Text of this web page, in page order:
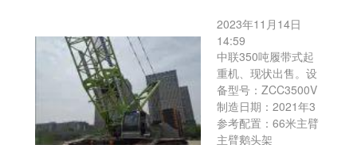
2023年11月14日
14:59
中联350吨履带式起
重机、现状出售。设
备型号：ZCC3500V
制造日期：2021年3
参考配置：66米主臂
主臂鹅头架